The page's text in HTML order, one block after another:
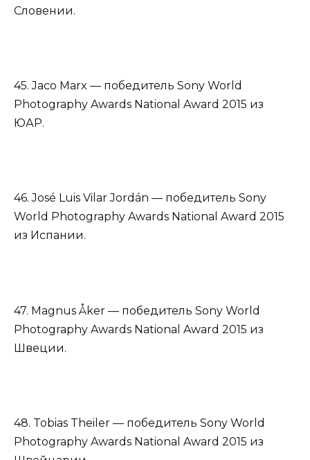
Словении.
45. Jaco Marx — победитель Sony World
Photography Awards National Award 2015 из
ЮАР.
46. José Luis Vilar Jordán — победитель Sony
World Photography Awards National Award 2015
из Испании.
47. Magnus Åker — победитель Sony World
Photography Awards National Award 2015 из
Швеции.
48. Tobias Theiler — победитель Sony World
Photography Awards National Award 2015 из